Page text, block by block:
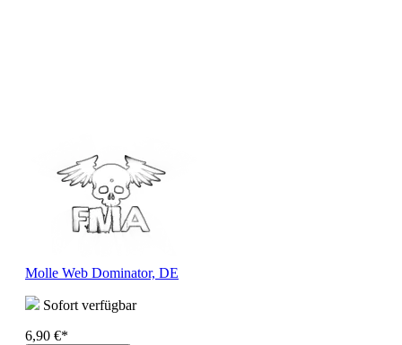
Molle Web Dominator, DE
Sofort verfügbar
6,90 €*